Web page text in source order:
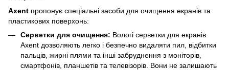
Axent пропонує спеціальні засоби для очищення екранів та
пластикових поверхонь:
Серветки для очищення: Вологі серветки для екранів
Axent дозволяють легко і безпечно видаляти пил, відбитки
пальців, жирні плями та інші забруднення з моніторів,
смартфонів, планшетів та телевізорів. Вони не залишають